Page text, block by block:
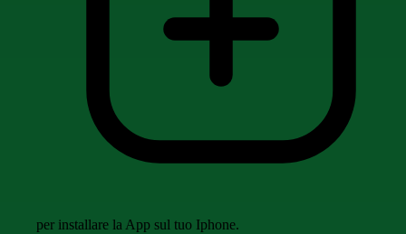
per installare la App sul tuo Iphone.